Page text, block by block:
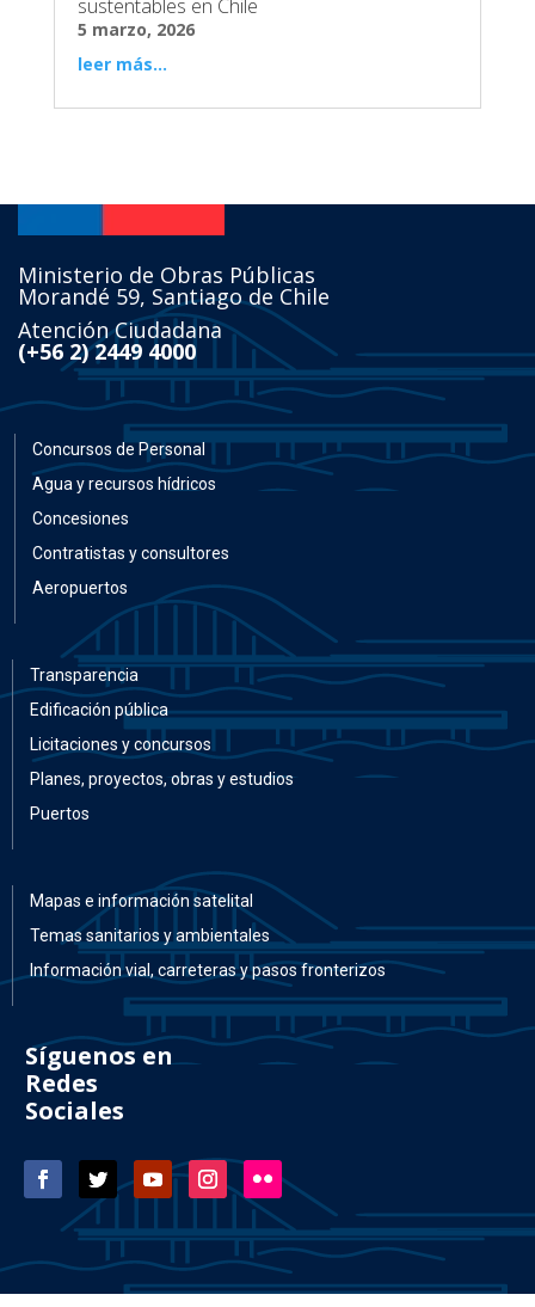
sustentables en Chile
5 marzo, 2026
leer más...
Ministerio de Obras Públicas
Morandé 59, Santiago de Chile
Atención Ciudadana
(+56 2) 2449 4000
Concursos de Personal
Agua y recursos hídricos
Concesiones
Contratistas y consultores
Aeropuertos
Transparencia
Edificación pública
Licitaciones y concursos
Planes, proyectos, obras y estudios
Puertos
Mapas e información satelital
Temas sanitarios y ambientales
Información vial, carreteras y pasos fronterizos
Síguenos en
Redes
Sociales